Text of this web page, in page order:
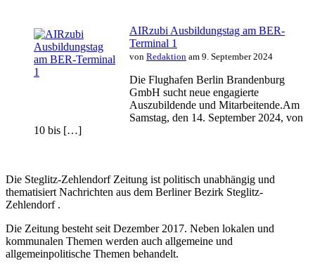
AIRzubi Ausbildungstag am BER-
Terminal 1
von Redaktion am 9. September 2024
Die Flughafen Berlin Brandenburg
GmbH sucht neue engagierte
Auszubildende und Mitarbeitende.Am
Samstag, den 14. September 2024, von
10 bis […]
Die Steglitz-Zehlendorf Zeitung ist politisch unabhängig und
thematisiert Nachrichten aus dem Berliner Bezirk Steglitz-
Zehlendorf .
Die Zeitung besteht seit Dezember 2017. Neben lokalen und
kommunalen Themen werden auch allgemeine und
allgemeinpolitische Themen behandelt.